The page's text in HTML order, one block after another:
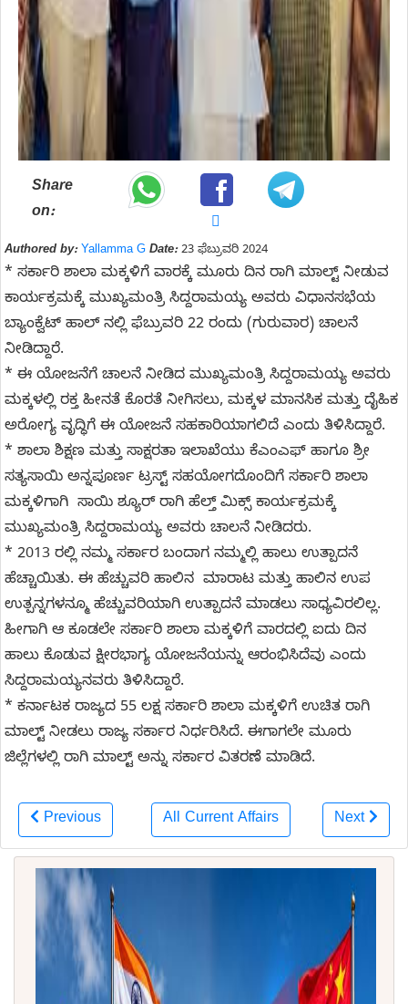
Share
on:
Authored by: Yallamma G Date:23 ಫೆಬ್ರುವರಿ 2024
* ಸರ್ಕಾರಿ ಶಾಲಾ ಮಕ್ಕಳಿಗೆ ವಾರಕ್ಕೆ ಮೂರು ದಿನ ರಾಗಿ ಮಾಲ್ಟ್ ನೀಡುವ
ಕಾರ್ಯಕ್ರಮಕ್ಕೆ ಮುಖ್ಯಮಂತ್ರಿ ಸಿದ್ದರಾಮಯ್ಯ ಅವರು ವಿಧಾನಸಭೆಯ
ಬ್ಯಾಂಕ್ವೆಟ್ ಹಾಲ್ ನಲ್ಲಿ ಫೆಬ್ರುವರಿ 22 ರಂದು (ಗುರುವಾರ) ಚಾಲನೆ
ನೀಡಿದ್ದಾರೆ.
* ಈ ಯೋಜನೆಗೆ ಚಾಲನೆ ನೀಡಿದ ಮುಖ್ಯಮಂತ್ರಿ ಸಿದ್ದರಾಮಯ್ಯ ಅವರು
ಮಕ್ಕಳಲ್ಲಿ ರಕ್ತ ಹೀನತೆ ಕೊರತೆ ನೀಗಿಸಲು, ಮಕ್ಕಳ ಮಾನಸಿಕ ಮತ್ತು ದೈಹಿಕ
ಅರೋಗ್ಯ ವೃದ್ಧಿಗೆ ಈ ಯೋಜನೆ ಸಹಕಾರಿಯಾಗಲಿದೆ ಎಂದು ತಿಳಿಸಿದ್ದಾರೆ.
* ಶಾಲಾ ಶಿಕ್ಷಣ ಮತ್ತು ಸಾಕ್ಷರತಾ ಇಲಾಖೆಯು ಕೆಎಂಎಫ್ ಹಾಗೂ ಶ್ರೀ
ಸತ್ಯಸಾಯಿ ಅನ್ನಪೂರ್ಣ ಟ್ರಸ್ಟ್ ಸಹಯೋಗದೊಂದಿಗೆ ಸರ್ಕಾರಿ ಶಾಲಾ
ಮಕ್ಕಳಿಗಾಗಿ ಸಾಯಿ ಶ್ಯೂರ್ ರಾಗಿ ಹೆಲ್ತ್ ಮಿಕ್ಸ್ ಕಾರ್ಯಕ್ರಮಕ್ಕೆ
ಮುಖ್ಯಮಂತ್ರಿ ಸಿದ್ದರಾಮಯ್ಯ ಅವರು ಚಾಲನೆ ನೀಡಿದರು.
* 2013 ರಲ್ಲಿ ನಮ್ಮ ಸರ್ಕಾರ ಬಂದಾಗ ನಮ್ಮಲ್ಲಿ ಹಾಲು ಉತ್ಪಾದನೆ
ಹೆಚ್ಚಾಯಿತು. ಈ ಹೆಚ್ಚುವರಿ ಹಾಲಿನ ಮಾರಾಟ ಮತ್ತು ಹಾಲಿನ ಉಪ
ಉತ್ಪನ್ನಗಳನ್ಮೂ ಹೆಚ್ಚುವರಿಯಾಗಿ ಉತ್ಪಾದನೆ ಮಾಡಲು ಸಾಧ್ಯವಿರಲಿಲ್ಲ.
ಹೀಗಾಗಿ ಆ ಕೂಡಲೇ ಸರ್ಕಾರಿ ಶಾಲಾ ಮಕ್ಕಳಿಗೆ ವಾರದಲ್ಲಿ ಐದು ದಿನ
ಹಾಲು ಕೊಡುವ ಕ್ಷೀರಭಾಗ್ಯ ಯೋಜನೆಯನ್ನು ಆರಂಭಿಸಿದೆವು ಎಂದು
ಸಿದ್ದರಾಮಯ್ಯನವರು ತಿಳಿಸಿದ್ದಾರೆ.
* ಕರ್ನಾಟಕ ರಾಜ್ಯದ 55 ಲಕ್ಷ ಸರ್ಕಾರಿ ಶಾಲಾ ಮಕ್ಕಳಿಗೆ ಉಚಿತ ರಾಗಿ
ಮಾಲ್ಟ್ ನೀಡಲು ರಾಜ್ಯ ಸರ್ಕಾರ ನಿರ್ಧರಿಸಿದೆ. ಈಗಾಗಲೇ ಮೂರು
ಜಿಲ್ಲೆಗಳಲ್ಲಿ ರಾಗಿ ಮಾಲ್ಟ್ ಅನ್ನು ಸರ್ಕಾರ ವಿತರಣೆ ಮಾಡಿದೆ.
Previous All Current Affairs Next